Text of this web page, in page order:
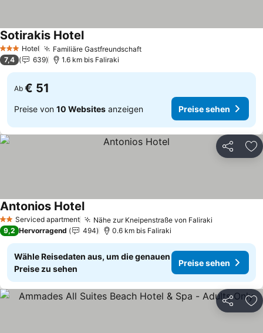
3 SterneHotel Familiäre GastfreundschaftPreise sehen
Sotirakis HotelPreise sehen
7,4 639 1.6 km bis Faliraki
Ab € 51
Preise von 10 Websites anzeigen Preise sehen
Teilen
2 SterneServiced apartment Nähe zur Kneipenstraße von Faliraki
Antonios HotelPreise sehen
9,2 Hervorragend 494 0.6 km bis Faliraki
Wähle Reisedaten aus, um die genauen
Preise zu sehen
Preise sehen
Teilen